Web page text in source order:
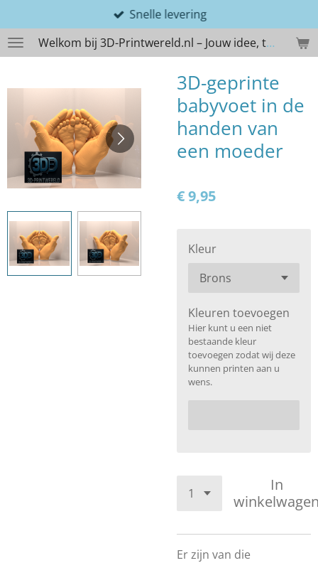
direct
naar
Welkom bij 3D-Printwereld.nl – Jouw idee, tastbaar gemaakt
Snelle levering
3D-geprinte
babyvoet in de
handen van
een moeder
€ 9,95
Kleur
Kleuren toevoegen
Hier kunt u een niet
bestaande kleur
toevoegen zodat wij deze
kunnen printen aan u
wens.
In
Er zijn van die